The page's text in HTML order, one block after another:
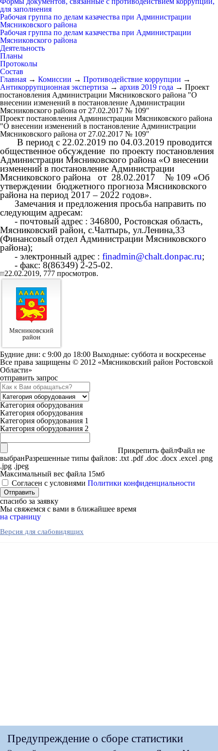
для заполнения
Рабочая группа по делам казачества при Администрации
Мясниковского района
Рабочая группа по делам казачества при Администрации
Мясниковского района
Деятельность
Планы
Протоколы
Состав
Главная → Комиссии → Противодействие коррупции →
Антикоррупционная экспертиза → архив 2019 года → Проект
постановления Администрации Мясниковского района "О
внесении изменений в постановление Администрации
Мясниковского района от 27.02.2017 № 109"
Проект постановления Администрации Мясниковского района
"О внесении изменений в постановление Администрации
Мясниковского района от 27.02.2017 № 109"
В период с 22.02.2019 по 04.03.2019 проводится
общественное обсуждение по проекту постановления
Администрации Мясниковского района «О внесении
изменений в постановление Администрации
Мясниковского района от 28.02.2017 № 109 «Об
утверждении бюджетного прогноза Мясниковского
района на период 2017 – 2022 годов».
Замечания и предложения просьба направить по
следующим адресам:
- почтовый адрес : 346800, Ростовская область,
Мясниковский район, с.Чалтырь, ул.Ленина,33
(Финансовый отдел Администрации Мясниковского
района);
- электронный адрес : finadmin@chalt.donpac.ru;
- факс: 8(86349) 2-25-02.
22.02.2019, 777 просмотров.
Будние дни: c 9:00 до 18:00 Выходные: суббота и воскресенье
Все права защищены © 2012 «Мясниковский район Ростовской
Области»
отправить запрос
Категория оборудования
Категория оборудования
Категория оборудования 1
Категория оборудования 2
Прикрепить файлФайл не
выбранРазрешенные типы файлов: .txt .pdf .doc .docx .excel .png
.jpg .jpeg
Максимальный вес файла 15мб
Согласен с условиями Политики конфиденциальности
спасибо за заявку
Мы свяжемся с вами в ближайшее время
на страницу
Версия для слабовидящих
Предупреждение о сборе статистики